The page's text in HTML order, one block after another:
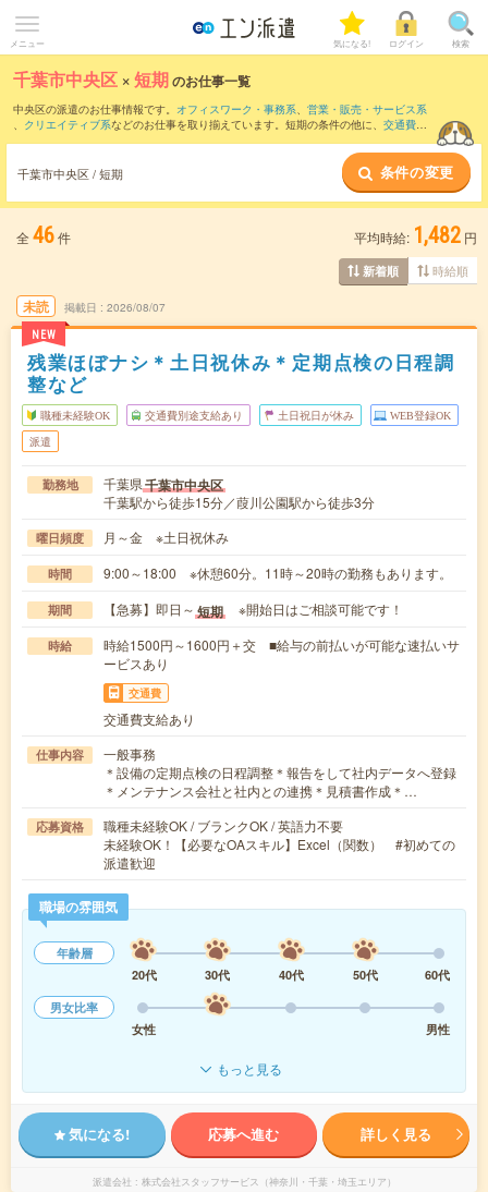
メニュー 気になる! ログイン 検索
千葉市中央区 ×短期のお仕事一覧
中央区の派遣のお仕事情報です。 オフィスワーク・事務系、 営業・販売・サービス系
、 クリエイティブ系などのお仕事を取り揃えています。短期の条件の他に、 交通費別
千葉市中央区 / 短期 条件の変更
全 46件 平均時給: 1,482 円
新着順 時給順
未読
NEW
掲載日 2026/08/07
残業ほぼナシ＊土日祝休み＊定期点検の日程調
整など
職種未経験OK 交通費別途支給あり 土日祝日が休み WEB登録OK
派遣
勤務地 千葉県千葉市中央区
千葉駅から徒歩15分／葭川公園駅から徒歩3分
曜日頻度 月～金 ※土日祝休み
時間 9:00～18:00 ※休憩60分。11時～20時の勤務もあります。
期間 【急募】即日～ 短期 ※開始日はご相談可能です！
時給
時給1500円～1600円＋交 ■給与の前払いが可能な速払いサ
ービスあり
交通費
交通費支給あり
仕事内容
一般事務
＊設備の定期点検の日程調整＊報告をして社内データへ登録
＊メンテナンス会社と社内との連携＊見積書作成＊…
応募資格
職種未経験OK / ブランクOK / 英語力不要
未経験OK！【必要なOAスキル】Excel（関数） #初めての
派遣歓迎
職場の雰囲気
年齢層
20代
30代 40代 50代
60代
男女比率
女性
男性
もっと見る
気になる! 応募へ進む 詳しく見る
派遣会社 株式会社スタッフサービス（神奈川・千葉・埼玉エリア）